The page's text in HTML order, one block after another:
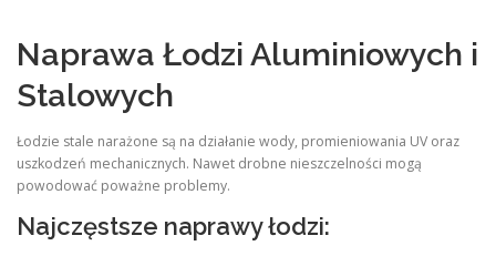
Naprawa Łodzi Aluminiowych i
Stalowych
Łodzie stale narażone są na działanie wody, promieniowania UV oraz
uszkodzeń mechanicznych. Nawet drobne nieszczelności mogą
powodować poważne problemy.
Najczęstsze naprawy łodzi: